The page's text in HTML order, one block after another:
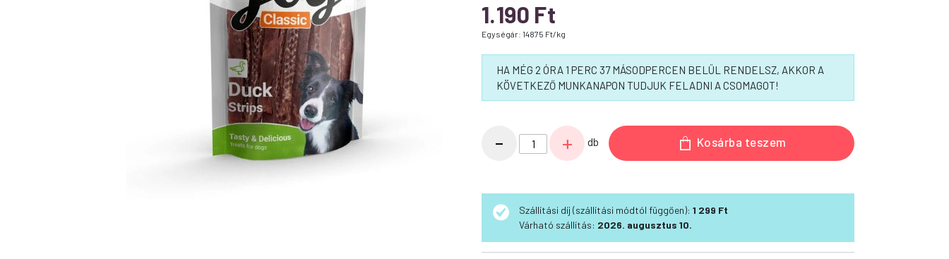
1.190 Ft
Egységár: 14875 Ft/kg
HA MÉG 2 ÓRA 1 PERC 37 MÁSODPERCEN BELÜL RENDELSZ, AKKOR A
KÖVETKEZŐ MUNKANAPON TUDJUK FELADNI A CSOMAGOT!
-
Calibra
Joy
Bits
mennyiség
+ db Kosárba teszem
Szállítási díj (szállítási módtól függően):1 299 Ft
Várható szállítás: 2026. augusztus 10.